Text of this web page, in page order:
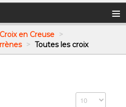
≡
Croix en Creuse >
> Toutes les croix
Affichage #